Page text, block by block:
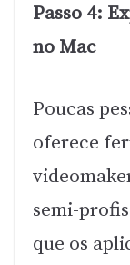
Passo 4:
no Mac
Poucas
oferece
semi-
que os